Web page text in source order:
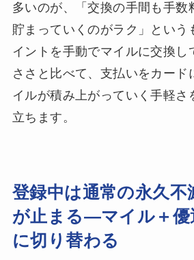
多いのが、「交換の手間も手数
貯まっていくのがラク」という
イントを手動でマイルに交換し
ささと比べて、支払いをカード
イルが積み上がっていく手軽さ
立ちます。
登録中は通常の永久不
が止まる—マイル＋優
に切り替わる